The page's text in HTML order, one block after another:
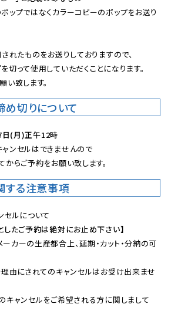
ップではなくカラーコピーのポップをお送り
れたものをお送りしておりますので、
切って使用していただくことになります。
い致します。
切りについて
(月)正午12時
ンセルはできませんので
からご予約をお願い致します。
する注意事項
したご予約は絶対にお止め下さい】
カーの生産都合上、延期・カット・分納の可
理由にされてのキャンセルはお受け出来ませ
キャンセルをご希望される方に関しまして